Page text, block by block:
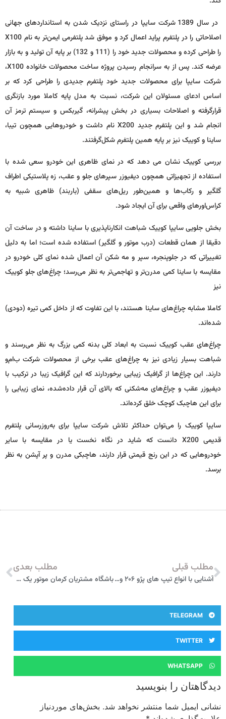
در سال 1389 شرکت سایپا در راستای نزدیک شدن به استانداردهای جهانی
اصلاحاتی را در پلتفرم پراید اعمال کرد و موفق شد پلتفرمی ایمن‌تر به نامX100
را طراحی کرده و محصولات جدید خود را (111 و 132) بر پایه آن تولید و به بازار
عرضه کند. پس از به سرانجام رسیدن پروژه ساخت محصولات خانوادهX100،
شرکت سایپا برای محصولات جدید خود پلتفرم جدیدی را طراحی کرد که بر
اساس ادعای مسئولان این شرکت، نسبت به مدل پایه کاملا مورد بازنگری
قرارگرفته و اصلاحات بسیاری در بخش پیشرانه، گیربکس و سیستم ترمز آن
انجام شد و این پلتفرم جدید X200نام داشت و خودروهایی همچون تیبا،
ساینا و کوییک نیز بر پایه همین پلتفرم شکل‌گرفتند.
بررسی کوییک نشان می دهد که در نمای ظاهری این خودرو سعی شده با
استفاده از تجهیزاتی همچون دیفیوزر سپرهای جلو و عقب، زه پلاستیکی اطراف
گلگیر و رکاب‌ها و همین‌طور ریل‌های سقفی (باربند) ظاهری شبیه به
کراس‌اورهای واقعی برای آن ایجاد شود.
بخش جلویی سایپا کوییک شباهت انکارناپذیری با ساینا داشته و در ساخت آن
دقیقا از همان قطعات (درب موتور و گلگیر) استفاده ‌شده است؛ اما به دلیل
تغییراتی که در جلوپنجره، سپر و مه شکن آن اعمال‌ شده نمای کلی خودرو در
مقایسه با ساینا کمی مدرن‌تر و تهاجمی‌تر به نظر می‌رسد؛ چراغ‌های جلو کوییک
نیز
کاملا مشابه چراغ‌های ساینا هستند، با این تفاوت که از داخل کمی تیره (دودی)
شده‌اند.
چراغ‌های عقب کوییک نسبت به ابعاد کلی بدنه کمی بزرگ به نظر می‌رسند و
شباهت بسیار زیادی نیز به چراغ‌های عقب برخی از محصولات شرکت ب‌ام‌و
دارند. این چراغ‌ها از گرافیک زیبایی برخوردارند که این گرافیک زیبا در ترکیب با
دیفیوزر عقب و چراغ‌های مه‌شکنی که بالای آن قرار داده‌شده، نمای زیبایی را
برای این هاچبک کوچک خلق کرده‌اند.
سایپا کوییک را می‌توان حداکثر تلاش شرکت سایپا برای به‌روزرسانی پلتفرم
قدیمی X200دانست که شاید در نگاه نخست یا در مقایسه با سایر
خودروهایی که در این رنج قیمتی قرار دارند، هاچبکی مدرن و پر آپشن به نظر
برسد.
مطلب قبلی
آشنایی با انواع تیپ های پژو ۲۰۶ و تفاوت های آن ها
مطلب بعدی
باشگاه مشتریان کرمان موتور یک ساله شد
TELEGRAM
TWITTER
WHATSAPP
دیدگاهتان را بنویسید
نشانی ایمیل شما منتشر نخواهد شد. بخش‌های موردنیاز